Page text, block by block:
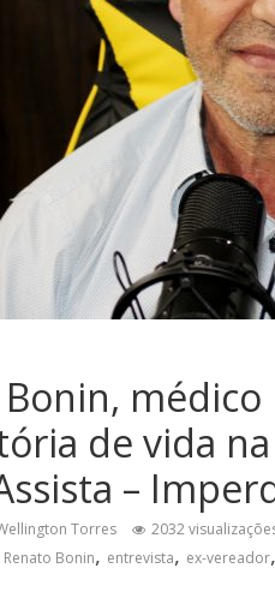
de vida
–
Torres 2032
Renato Bonin, entrevista, ex-vereador,